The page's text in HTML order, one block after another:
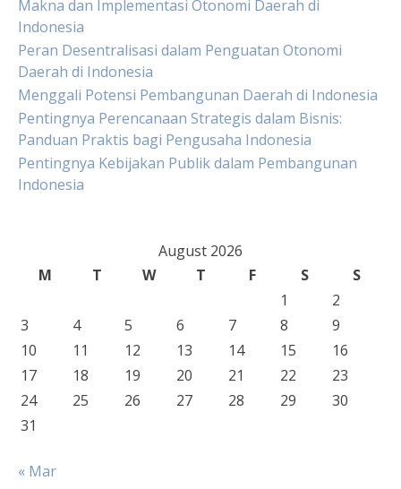
Makna dan Implementasi Otonomi Daerah di
Indonesia
Peran Desentralisasi dalam Penguatan Otonomi
Daerah di Indonesia
Menggali Potensi Pembangunan Daerah di Indonesia
Pentingnya Perencanaan Strategis dalam Bisnis:
Panduan Praktis bagi Pengusaha Indonesia
Pentingnya Kebijakan Publik dalam Pembangunan
Indonesia
August 2026
M
T W T F S
S
1
2
3
4 5 6 7 8
9
10
11 12 13 14 15
16
17
18 19 20 21 22
23
24
25 26 27 28 29
30
31
« Mar